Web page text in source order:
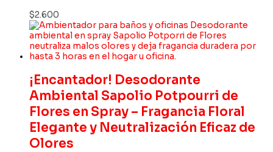
$2.600
¡Encantador! Desodorante
Ambiental Sapolio Potpourri de
Flores en Spray – Fragancia Floral
Elegante y Neutralización Eficaz de
Olores